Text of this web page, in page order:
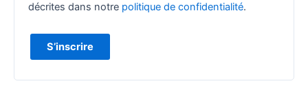
décrites dans notre politique de confidentialité.
S’inscrire